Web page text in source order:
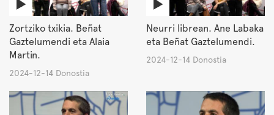
Zortziko txikia. Beñat
Gaztelumendi eta Alaia
Martin.
2024-12-14 Donostia
Neurri librean. Ane Labaka
eta Beñat Gaztelumendi.
2024-12-14 Donostia